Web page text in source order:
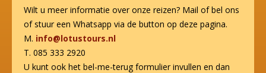
Wilt u meer informatie over onze reizen? Mail of bel ons
of stuur een Whatsapp via de button op deze pagina.
M. info@lotustours.nl
T. 085 333 2920
U kunt ook het bel-me-terug formulier invullen en dan